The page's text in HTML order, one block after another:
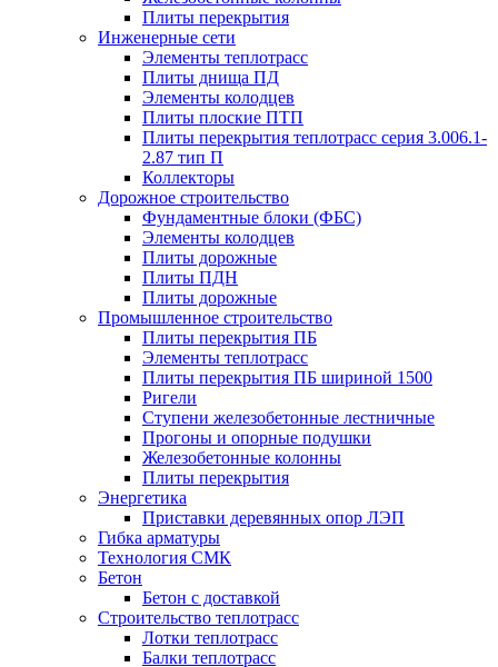
Плиты перекрытия
Инженерные сети
Элементы теплотрасс
Плиты днища ПД
Элементы колодцев
Плиты плоские ПТП
Плиты перекрытия теплотрасс серия 3.006.1-
2.87 тип П
Коллекторы
Дорожное строительство
Фундаментные блоки (ФБС)
Элементы колодцев
Плиты дорожные
Плиты ПДН
Плиты дорожные
Промышленное строительство
Плиты перекрытия ПБ
Элементы теплотрасс
Плиты перекрытия ПБ шириной 1500
Ригели
Ступени железобетонные лестничные
Прогоны и опорные подушки
Железобетонные колонны
Плиты перекрытия
Энергетика
Приставки деревянных опор ЛЭП
Гибка арматуры
Технология СМК
Бетон
Бетон с доставкой
Строительство теплотрасс
Лотки теплотрасс
Балки теплотрасс